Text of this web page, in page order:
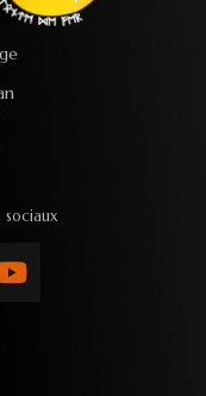
sociaux